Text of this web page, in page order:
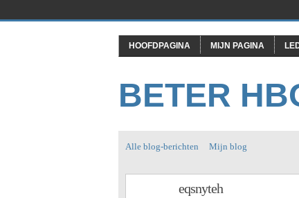
HOOFDPAGINA MIJN PAGINA
BETER
Alle blog-berichten Mijn blog
eqsnyteh